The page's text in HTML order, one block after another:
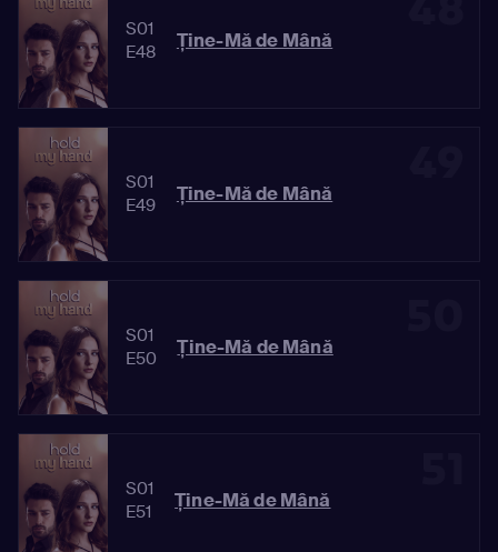
S01
E48
Ține-Mă de Mână
S01
E49
Ține-Mă de Mână
S01
E50
Ține-Mă de Mână
S01
E51
Ține-Mă de Mână